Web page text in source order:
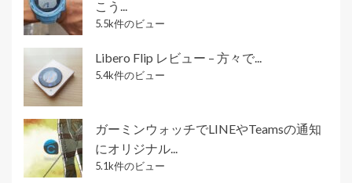
こう...
5.5k件のビュー
Libero Flip レビュー – 方々で...
5.4k件のビュー
ガーミンウォッチでLINEやTeamsの通知
にオリジナル...
5.1k件のビュー